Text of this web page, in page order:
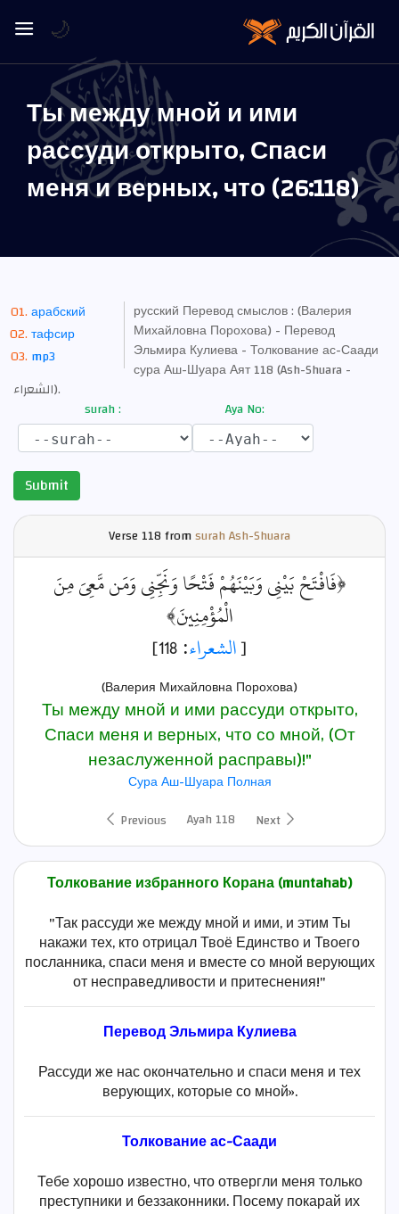
Ты между мной и ими
рассуди открыто, Спаси
меня и верных, что (26:118)
арабский
тафсир
mp3
русский Перевод смыслов : (Валерия
Михайловна Порохова) - Перевод
Эльмира Кулиева - Толкование ас-Саади
сура Аш-Шуара Аят 118 (Ash-Shuara -
الشعراء).
surah :
Aya No:
Submit
Verse118 fromsurah Ash-Shuara
﴿فَافْتَحْ بَيْنِي وَبَيْنَهُمْ فَتْحًا وَنَجِّنِي وَمَن مَّعِيَ مِنَ
الْمُؤْمِنِينَ﴾
[الشعراء: 118]
(Валерия Михайловна Порохова)
Ты между мной и ими рассуди открыто,
Спаси меня и верных, что со мной, (От
незаслуженной расправы)!"
Сура Аш-Шуара Полная
Previous
Ayah 118 Next
Толкование избранного Корана (muntahab)
"Так рассуди же между мной и ими, и этим Ты
накажи тех, кто отрицал Твоё Единство и Твоего
посланника, спаси меня и вместе со мной верующих
от несправедливости и притеснения!"
Перевод Эльмира Кулиева
Рассуди же нас окончательно и спаси меня и тех
верующих, которые со мной».
Толкование ас-Саади
Тебе хорошо известно, что отвергли меня только
преступники и беззаконники. Посему покарай их
🌙